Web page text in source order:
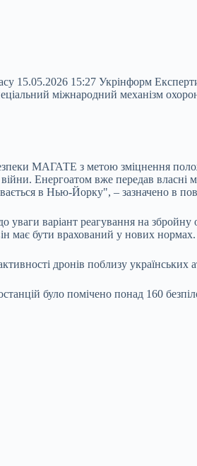
15.05.2026 15:27 Укрінформ
міжнародний механізм
МАГАТЕ з метою зміцнення
Енергоатом вже передав
в Нью-Йорку", – зазначено в
варіант реагування на збройну
має бути врахований у нових нормах.
дронів поблизу
було помічено понад 160